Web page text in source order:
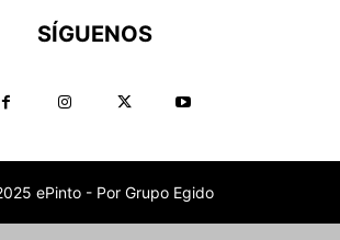
SÍGUENOS
ePinto - Por Grupo Egido